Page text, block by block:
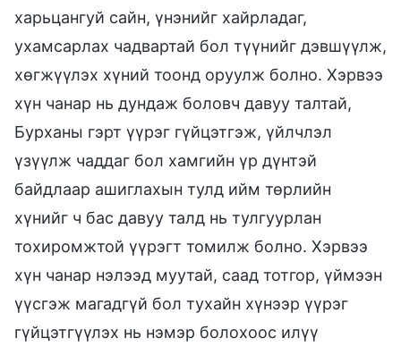
харьцангуй сайн, үнэнийг хайрладаг,
ухамсарлах чадвартай бол түүнийг дэвшүүлж,
хөгжүүлэх хүний тоонд оруулж болно. Хэрвээ
хүн чанар нь дундаж боловч давуу талтай,
Бурханы гэрт үүрэг гүйцэтгэж, үйлчлэл
үзүүлж чаддаг бол хамгийн үр дүнтэй
байдлаар ашиглахын тулд ийм төрлийн
хүнийг ч бас давуу талд нь тулгуурлан
тохиромжтой үүрэгт томилж болно. Хэрвээ
хүн чанар нэлээд муутай, саад тотгор, үймээн
үүсгэж магадгүй бол тухайн хүнээр үүрэг
гүйцэтгүүлэх нь нэмэр болохоос илүү